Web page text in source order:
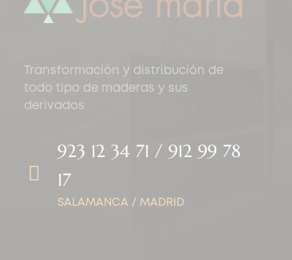
Transformación y distribución de
todo tipo de maderas y sus
derivados
923 12 34 71 / 912 99 78
17
SALAMANCA / MADRID